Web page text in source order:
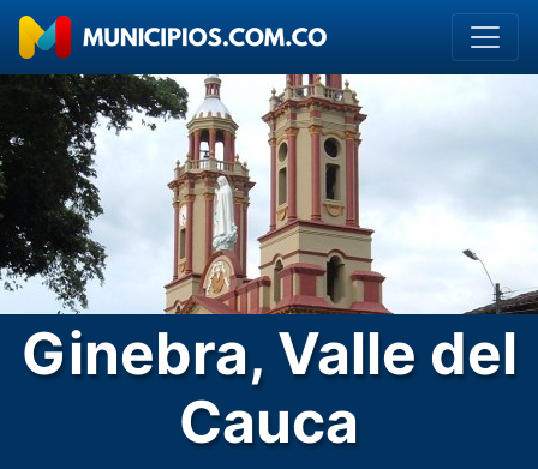
Ginebra, Valle del
Cauca